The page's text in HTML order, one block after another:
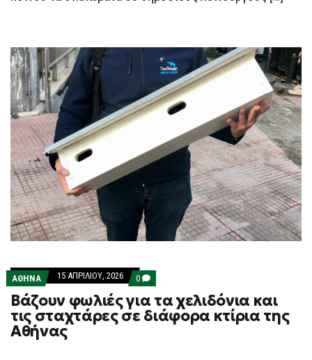
ΑΘΗΝΑ 15 ΑΠΡΙΛΊΟΥ, 2026 0 COMMENTS
ON
ΒΆΖΟΥΝ
ΦΩΛΙΈΣ
ΓΙΑ
Βάζουν φωλιές για τα χελιδόνια και
τις σταχτάρες σε διάφορα κτίρια της
Αθήνας